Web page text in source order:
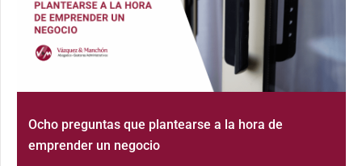
Ocho preguntas que plantearse a la hora de
emprender un negocio